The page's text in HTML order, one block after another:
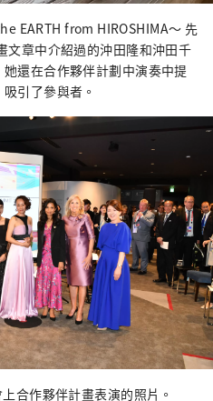
EARTH from HIROSHIMA～ 先
文章中介紹過的沖田隆和沖田千
還在合作夥伴計劃中演奏中提
引了參與者。
合作夥伴計畫表演的照片。